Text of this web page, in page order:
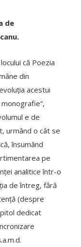
de
că Poezia
din
acestui
e de
urmând o cât se
însumând
pe
analitice într-o
de întreg, fără
(despre
dedicat